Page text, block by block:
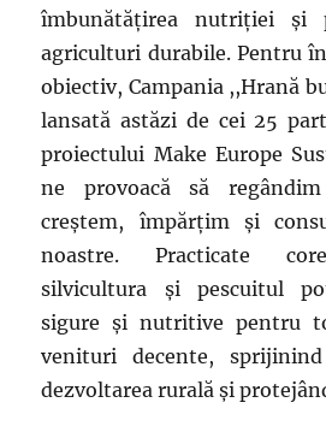
îmbunătăţirea nutriţiei şi
agriculturi durabile. Pentru
obiectiv, Campania ,,Hrană
lansată astăzi de cei 25
proiectului Make Europe
ne provoacă să
creştem, împărțim și
noastre. Practicate
silvicultura și pescuitul
sigure și nutritive pentru
venituri decente,
dezvoltarea rurală și